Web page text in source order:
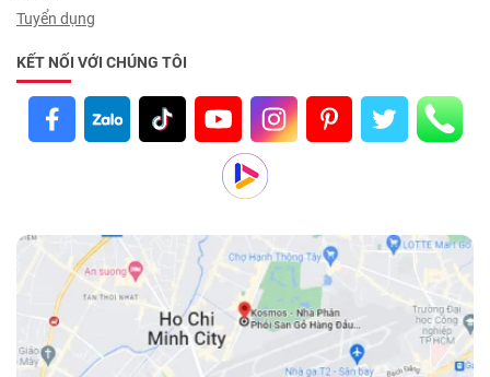
Tuyển dụng
KẾT NỐI VỚI CHÚNG TÔI